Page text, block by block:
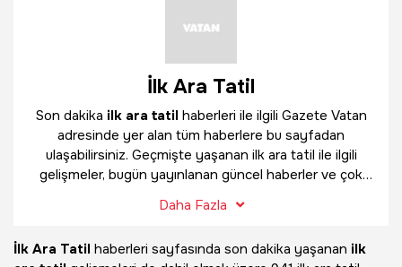
İlk Ara Tatil
Son dakika ilk ara tatil haberleri ile ilgili Gazete Vatan
adresinde yer alan tüm haberlere bu sayfadan
ulaşabilirsiniz. Geçmişte yaşanan ilk ara tatil ile ilgili
gelişmeler, bugün yayınlanan güncel haberler ve çok
bulabilirsiniz.
Daha Fazla
İlk Ara Tatil haberleri sayfasında son dakika yaşanan ilk